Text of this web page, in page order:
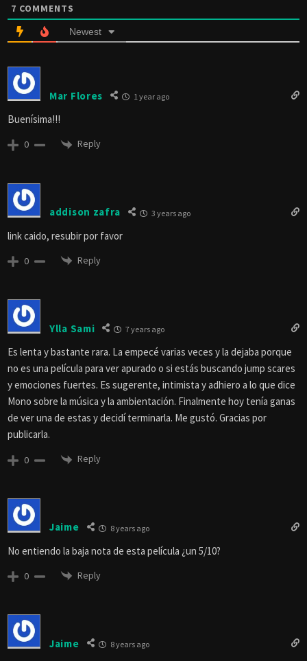
7 COMMENTS
Newest
Mar Flores 1 year ago
Buenísima!!!
0 Reply
addison zafra 3 years ago
link caido, resubir por favor
0 Reply
Ylla Sami 7 years ago
Es lenta y bastante rara. La empecé varias veces y la dejaba porque
no es una película para ver apurado o si estás buscando jump scares
y emociones fuertes. Es sugerente, intimista y adhiero a lo que dice
Mono sobre la música y la ambientación. Finalmente hoy tenía ganas
de ver una de estas y decidí terminarla. Me gustó. Gracias por
publicarla.
0 Reply
Jaime 8 years ago
No entiendo la baja nota de esta película ¿un 5/10?
0 Reply
Jaime 8 years ago